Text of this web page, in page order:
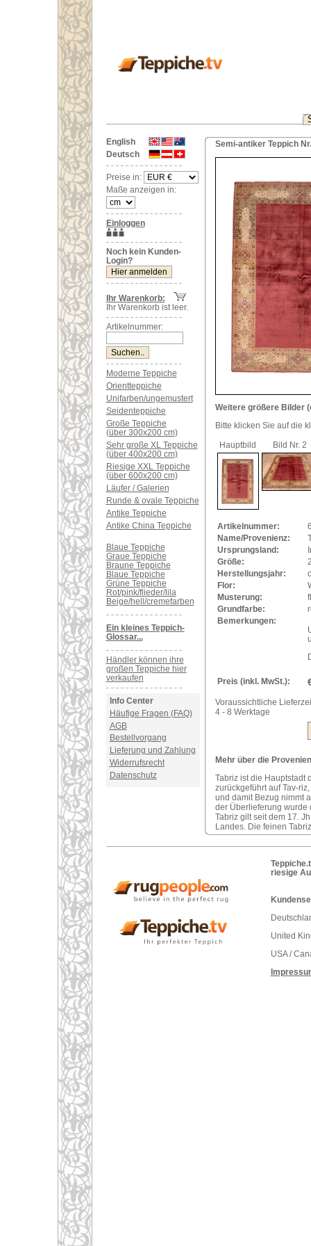
English
Deutsch
Preise in:
Maße anzeigen in:
Einloggen
Noch kein Kunden-
Login?
Ihr Warenkorb:
Ihr Warenkorb ist leer.
Artikelnummer:
Moderne Teppiche
Orientteppiche
Unifarben/ungemustert
Seidenteppiche
Große Teppiche
(über 300x200 cm)
Sehr große XL Teppiche
(über 400x200 cm)
Riesige XXL Teppiche
(über 600x200 cm)
Läufer / Galerien
Runde & ovale Teppiche
Antike Teppiche
Antike China Teppiche
Blaue Teppiche
Graue Teppiche
Braune Teppiche
Blaue Teppiche
Grüne Teppiche
Rot/pink/flieder/lila
Beige/hell/cremefarben
Ein kleines Teppich-
Glossar...
Händler können ihre
großen Teppiche hier
verkaufen
Info Center
Häufige Fragen (FAQ)
AGB
Bestellvorgang
Lieferung und Zahlung
Widerrufsrecht
Datenschutz
Semi-antiker Teppich
Weitere größere Bilder
Bitte klicken Sie auf die
Hauptbild
Bild Nr. 2
Artikelnummer:
Name/Provenienz:
Ursprungsland:
Größe:
Herstellungsjahr:
Flor:
Musterung:
Grundfarbe:
Bemerkungen:
Preis (inkl. MwSt.):
Voraussichtliche
4 - 8 Werktage
Mehr über die
Tabriz ist die Hauptstadt
zurückgeführt auf Tav-
und damit Bezug nimmt
der Überlieferung wurde
Tabriz gilt seit dem 17.
Landes. Die feinen
riesige
United
USA /